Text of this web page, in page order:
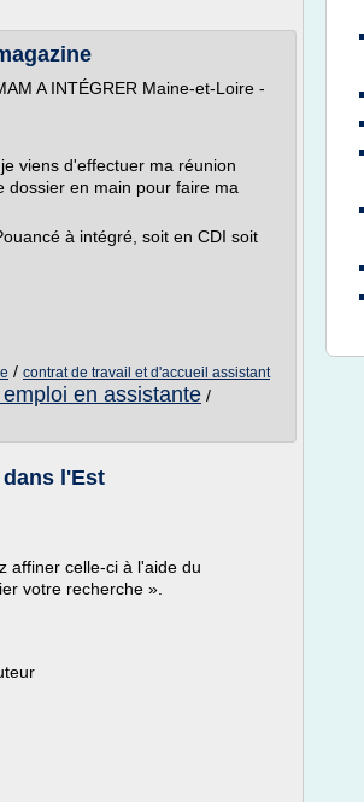
A INTÉGRER Maine-et-Loire -
viens d'effectuer ma réunion
dossier en main pour faire ma
à intégré, soit en CDI soit
/ contrat de travail et d'accueil assistant
en assistante /
l'Est
affiner celle-ci à l'aide du
votre recherche ».